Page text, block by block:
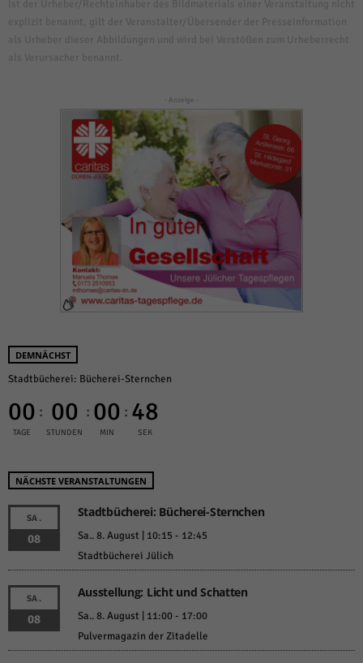
- Anzeige -
DEMNÄCHST
Stadtbücherei: Bücherei-Sternchen
00
TAGE
: 00
STUNDEN
: 00
MIN
: 48
SEK
NÄCHSTE VERANSTALTUNGEN
SA.
08
Stadtbücherei: Bücherei-Sternchen
Sa.. 8. August | 10:15 - 12:45
Stadtbücherei Jülich
SA.
08
Ausstellung: Licht und Schatten
Sa.. 8. August | 11:00- 17:00
Pulvermagazin der Zitadelle